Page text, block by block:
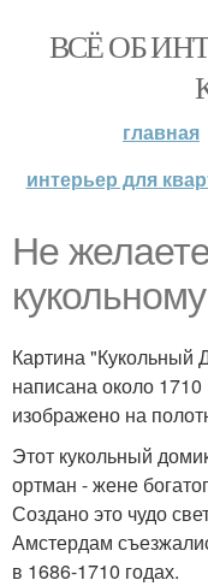
ВСЁ ОБ
главная
интерьер для
Не
Картина "Кукольный
написана около
изображено на
Этот кукольный
ортман - жене
Создано это чудо
Амстердам
в 1686-1710 годах.